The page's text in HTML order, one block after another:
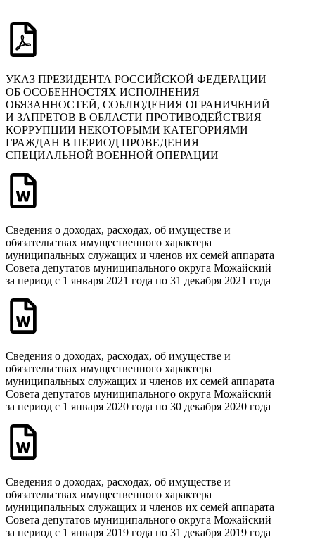
УКАЗ ПРЕЗИДЕНТА РОССИЙСКОЙ ФЕДЕРАЦИИ
ОБ ОСОБЕННОСТЯХ ИСПОЛНЕНИЯ
ОБЯЗАННОСТЕЙ, СОБЛЮДЕНИЯ ОГРАНИЧЕНИЙ
И ЗАПРЕТОВ В ОБЛАСТИ ПРОТИВОДЕЙСТВИЯ
КОРРУПЦИИ НЕКОТОРЫМИ КАТЕГОРИЯМИ
ГРАЖДАН В ПЕРИОД ПРОВЕДЕНИЯ
СПЕЦИАЛЬНОЙ ВОЕННОЙ ОПЕРАЦИИ
Сведения о доходах, расходах, об имуществе и
обязательствах имущественного характера
муниципальных служащих и членов их семей аппарата
Совета депутатов муниципального округа Можайский
за период с 1 января 2021 года по 31 декабря 2021 года
Сведения о доходах, расходах, об имуществе и
обязательствах имущественного характера
муниципальных служащих и членов их семей аппарата
Совета депутатов муниципального округа Можайский
за период с 1 января 2020 года по 30 декабря 2020 года
Сведения о доходах, расходах, об имуществе и
обязательствах имущественного характера
муниципальных служащих и членов их семей аппарата
Совета депутатов муниципального округа Можайский
за период с 1 января 2019 года по 31 декабря 2019 года